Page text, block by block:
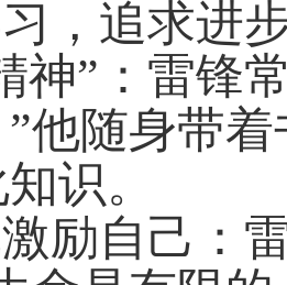
，追求进
神”：雷锋
他随身带
识。
励自己：